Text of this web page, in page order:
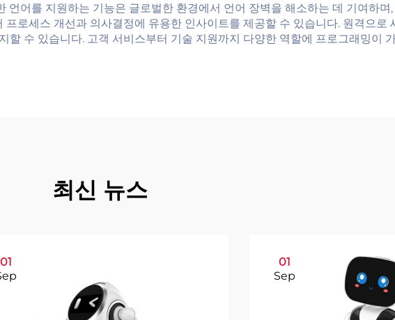
어를 지원하는 기능은 글로벌한 환경에서 언어 장벽을 해소하는 데 기여하며
로세스 개선과 의사결정에 유용한 인사이트를 제공할 수 있습니다. 원격으로
수 있습니다. 고객 서비스부터 기술 지원까지 다양한 역할에 프로그래밍이
최신 뉴스
01
01
Sep